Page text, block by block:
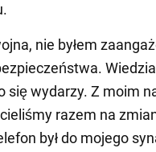
nie byłem
się wydarzy. Z moim
razem na
był do mojego